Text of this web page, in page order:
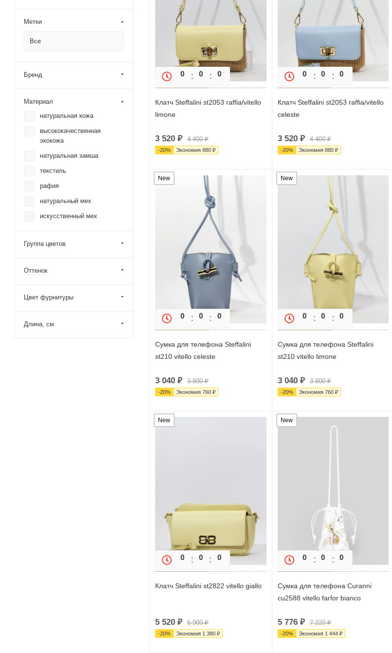
0 0 0 0
Клатч Steffalini st2053 raffia/vitello
limone
3 520 ₽ 4 400₽
-20% Экономия 880 ₽
0 0 0 0
Клатч Steffalini st2053 raffia/vitello
celeste
3 520₽ 4 400₽
-20% Экономия 880₽
New
0 0 0
Сумка для телефона Steffalini
st210 vitello celeste
3 040 ₽ 3 800₽
-20% Экономия 760 ₽
New
0 0 0
Сумка для телефона Steffalini
st210 vitello limone
3 040₽ 3 800₽
-20% Экономия 760₽
New
0 0 0 0
Клатч Steffalini st2822 vitello giallo
5 520 ₽ 6 900₽
-20% Экономия 1 380 ₽
New
0 0 0
Сумка для телефона Curanni
cu2588 vitello farfor bianco
5 776₽ 7 220₽
-20% Экономия 1 444₽
Метки
Все
Бренд
Материал
натуральная кожа
высококачественная
экокожа
натуральная замша
текстиль
рафия
натуральный мех
искусственный мех
Группа цветов
Оттенок
Цвет фурнитуры
Длина, см